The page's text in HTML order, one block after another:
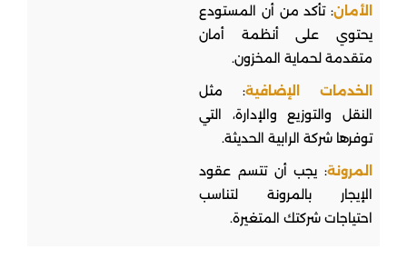
الأمان: تأكد من أن المستودع
يحتوي على أنظمة أمان
متقدمة لحماية المخزون.
الخدمات الإضافية: مثل
النقل والتوزيع والإدارة، التي
توفرها شركة الرابية الحديثة.
المرونة: يجب أن تتسم عقود
الإيجار بالمرونة لتناسب
احتياجات شركتك المتغيرة.